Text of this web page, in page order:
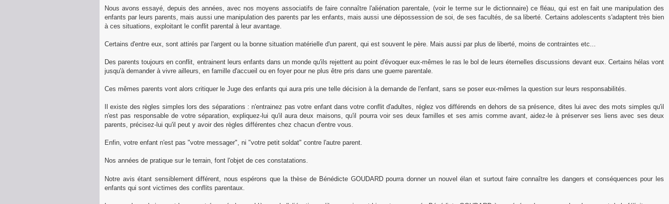
Nous avons essayé, depuis des années, avec nos moyens associatifs de faire connaître l'aliénation parentale, (voir le terme sur le dictionnaire) ce fléau, qui est en fait une manipulation des
enfants par leurs parents, mais aussi une manipulation des parents par les enfants, mais aussi une dépossession de soi, de ses facultés, de sa liberté. Certains adolescents s'adaptent très bien
à ces situations, exploitant le conflit parental à leur avantage.
Certains d'entre eux, sont attirés par l'argent ou la bonne situation matérielle d'un parent, qui est souvent le père. Mais aussi par plus de liberté, moins de contraintes etc...
Des parents toujours en conflit, entrainent leurs enfants dans un monde qu'ils rejettent au point d'évoquer eux-mêmes le ras le bol de leurs éternelles discussions devant eux. Certains hélas vont
jusqu'à demander à vivre ailleurs, en famille d'accueil ou en foyer pour ne plus être pris dans une guerre parentale.
Ces mêmes parents vont alors critiquer le Juge des enfants qui aura pris une telle décision à la demande de l'enfant, sans se poser eux-mêmes la question sur leurs responsabilités.
Il existe des règles simples lors des séparations : n'entrainez pas votre enfant dans votre conflit d'adultes, réglez vos différends en dehors de sa présence, dites lui avec des mots simples qu'il
n'est pas responsable de votre séparation, expliquez-lui qu'il aura deux maisons, qu'il pourra voir ses deux familles et ses amis comme avant, aidez-le à préserver ses liens avec ses deux
parents, précisez-lui qu'il peut y avoir des règles différentes chez chacun d'entre vous.
Enfin, votre enfant n'est pas "votre messager", ni "votre petit soldat" contre l'autre parent.
Nos années de pratique sur le terrain, font l'objet de ces constatations.
Notre avis étant sensiblement différent, nous espérons que la thèse de Bénédicte GOUDARD pourra donner un nouvel élan et surtout faire connaître les dangers et conséquences pour les
enfants qui sont victimes des conflits parentaux.